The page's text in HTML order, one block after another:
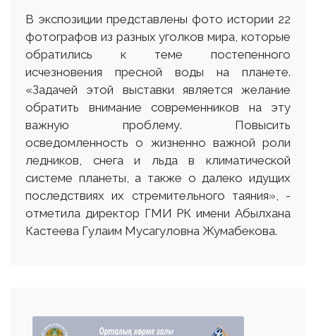
В экспозиции представлены фото истории 22
фотографов из разных уголков мира, которые
обратились к теме постепенного
исчезновения пресной воды на планете.
«Задачей этой выставки является желание
обратить внимание современников на эту
важную проблему. Повысить
осведомленность о жизненно важной роли
ледников, снега и льда в климатической
системе планеты, а также о далеко идущих
последствиях их стремительного таяния», -
отметила директор ГМИ РК имени Абылхана
Кастеева Гулаим Мусагуловна Жумабекова.